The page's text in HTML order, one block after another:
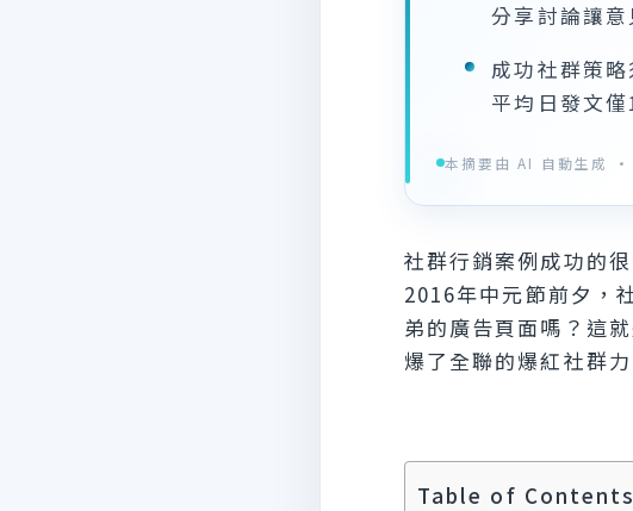
分享討論讓意
成功社群策
平均日發文
本摘要由 AI 自動生成
社群行銷案例成功的
2016年中元節前夕，
弟的廣告頁面嗎？這
爆了全聯的爆紅社群力
Table of Contents